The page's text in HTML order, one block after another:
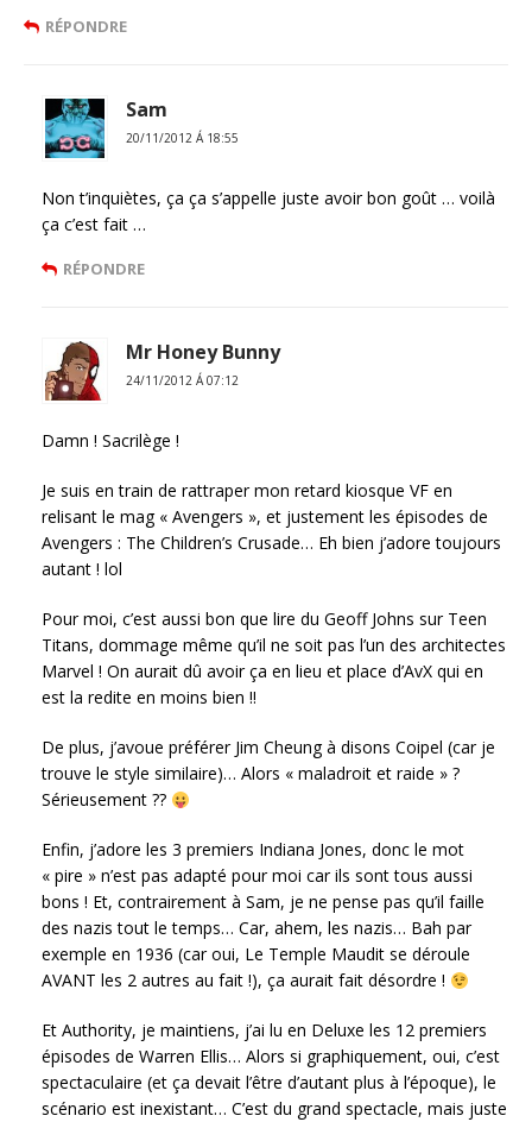
RÉPONDRE
Sam
20/11/2012 Á 18:55
Non t’inquiètes, ça ça s’appelle juste avoir bon goût … voilà
ça c’est fait …
RÉPONDRE
Mr Honey Bunny
24/11/2012 Á 07:12
Damn ! Sacrilège !
Je suis en train de rattraper mon retard kiosque VF en
relisant le mag « Avengers », et justement les épisodes de
Avengers : The Children’s Crusade… Eh bien j’adore toujours
autant ! lol
Pour moi, c’est aussi bon que lire du Geoff Johns sur Teen
Titans, dommage même qu’il ne soit pas l’un des architectes
Marvel ! On aurait dû avoir ça en lieu et place d’AvX qui en
est la redite en moins bien !!
De plus, j’avoue préférer Jim Cheung à disons Coipel (car je
trouve le style similaire)… Alors « maladroit et raide » ?
Sérieusement ??
Enfin, j’adore les 3 premiers Indiana Jones, donc le mot
« pire » n’est pas adapté pour moi car ils sont tous aussi
bons ! Et, contrairement à Sam, je ne pense pas qu’il faille
des nazis tout le temps… Car, ahem, les nazis… Bah par
exemple en 1936 (car oui, Le Temple Maudit se déroule
AVANT les 2 autres au fait !), ça aurait fait désordre !
Et Authority, je maintiens, j’ai lu en Deluxe les 12 premiers
épisodes de Warren Ellis… Alors si graphiquement, oui, c’est
spectaculaire (et ça devait l’être d’autant plus à l’époque), le
scénario est inexistant… C’est du grand spectacle, mais juste